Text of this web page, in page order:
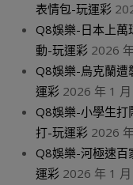
表情包-玩運彩
Q8娛樂-日本上萬
動-玩運彩 2026
Q8娛樂-烏克蘭遭
運彩 2026 年 1
Q8娛樂-小學生打
打-玩運彩 2026
Q8娛樂-河極速百
運彩 2026 年 1